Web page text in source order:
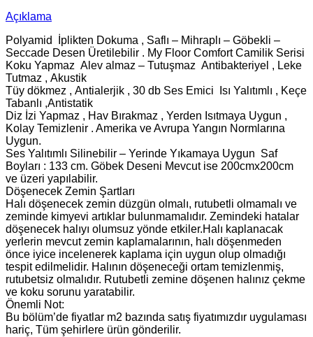
Açıklama
Polyamid İplikten Dokuma , Saflı – Mihraplı – Göbekli –
Seccade Desen Üretilebilir . My Floor Comfort Camilik Serisi
Koku Yapmaz Alev almaz – Tutuşmaz Antibakteriyel , Leke
Tutmaz , Akustik
Tüy dökmez , Antialerjik , 30 db Ses Emici Isı Yalıtımlı , Keçe
Tabanlı ,Antistatik
Diz İzi Yapmaz , Hav Bırakmaz , Yerden Isıtmaya Uygun ,
Kolay Temizlenir . Amerika ve Avrupa Yangın Normlarına
Uygun.
Ses Yalıtımlı Silinebilir – Yerinde Yıkamaya Uygun Saf
Boyları : 133 cm. Göbek Deseni Mevcut ise 200cmx200cm
ve üzeri yapılabilir.
Döşenecek Zemin Şartları
Halı döşenecek zemin düzgün olmalı, rutubetli olmamalı ve
zeminde kimyevi artıklar bulunmamalıdır. Zemindeki hatalar
döşenecek halıyı olumsuz yönde etkiler.Halı kaplanacak
yerlerin mevcut zemin kaplamalarının, halı döşenmeden
önce iyice incelenerek kaplama için uygun olup olmadığı
tespit edilmelidir. Halının döşeneceği ortam temizlenmiş,
rutubetsiz olmalıdır. Rutubetli zemine döşenen halınız çekme
ve koku sorunu yaratabilir.
Önemli Not:
Bu bölüm’de fiyatlar m2 bazında satış fiyatımızdır uygulaması
hariç, Tüm şehirlere ürün gönderilir.